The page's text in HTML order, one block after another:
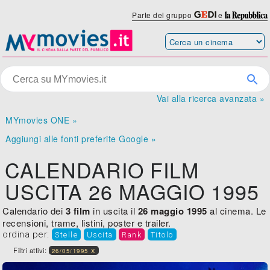
Parte del gruppo e
Vai alla ricerca avanzata »
MYmovies ONE »
Aggiungi alle fonti preferite Google »
CALENDARIO FILM
USCITA 26 MAGGIO 1995
Calendario dei 3 film in uscita il 26 maggio 1995 al cinema. Le
recensioni, trame, listini, poster e trailer.
ordina per: Stelle Uscita Rank Titolo
Filtri attivi: 26/05/1995 X